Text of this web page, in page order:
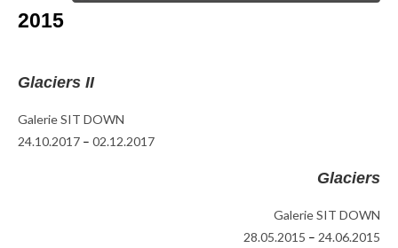
2015
Glaciers II
Galerie SIT DOWN
24.10.2017 – 02.12.2017
Glaciers
Galerie SIT DOWN
28.05.2015 – 24.06.2015